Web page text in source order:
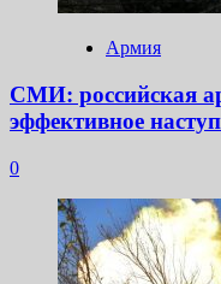
Армия
СМИ: российская
эффективное
0